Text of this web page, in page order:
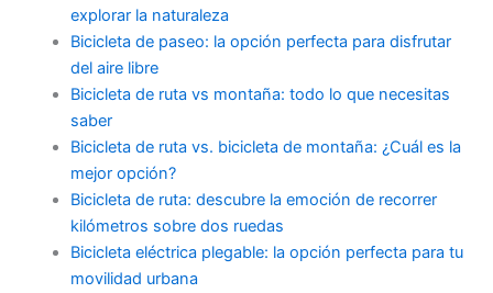
explorar la naturaleza
Bicicleta de paseo: la opción perfecta para disfrutar
del aire libre
Bicicleta de ruta vs montaña: todo lo que necesitas
saber
Bicicleta de ruta vs. bicicleta de montaña: ¿Cuál es la
mejor opción?
Bicicleta de ruta: descubre la emoción de recorrer
kilómetros sobre dos ruedas
Bicicleta eléctrica plegable: la opción perfecta para tu
movilidad urbana